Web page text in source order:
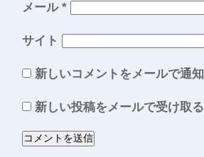
メール *
サイト
新しいコメントをメールで通知
新しい投稿をメールで受け取る